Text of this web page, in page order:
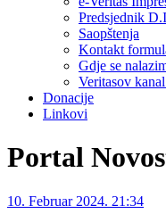
Predsjednik
Saopštenja
Kontakt
Gdje se
Veritasov
Donacije
Linkovi
Portal
10. Februar 2024. 21:34